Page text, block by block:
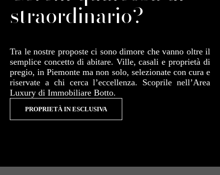
straordinario?
Tra le nostre proposte ci sono dimore che vanno oltre il
semplice concetto di abitare. Ville, casali e proprietà di
pregio, in Piemonte ma non solo, selezionate con cura e
riservate a chi cerca l’eccellenza. Scoprile nell’Area
Luxury di Immobiliare Botto.
PROPRIETÀ IN ESCLUSIVA